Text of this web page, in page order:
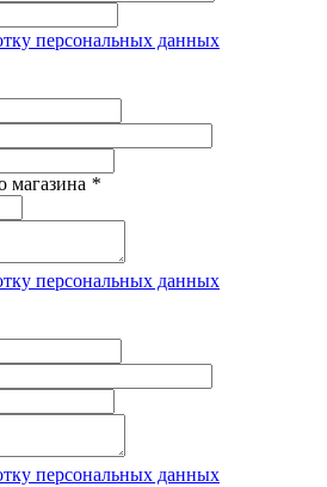
персональных данных
магазина *
персональных данных
персональных данных